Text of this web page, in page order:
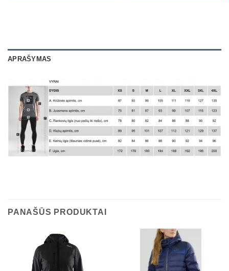
APRAŠYMAS
PANAŠŪS PRODUKTAI